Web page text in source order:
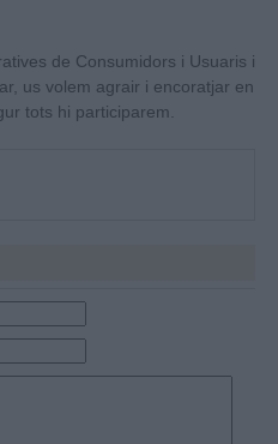
de Consumidors i Usuaris i
us volem agrair i encoratjar en
tots hi participarem.